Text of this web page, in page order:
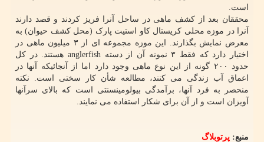
است.
محققان بعد از کشف ماهی در ساحل آنرا فریز کردند و قصد دارند
آنرا در موزه محلی کریستال کاو استیت پارک (محل کشف حیوان) به
معرض نمایش بگذارند. این موزه مجموعه ای از ۳ میلیون ماهی در
اختیار دارد که فقط ۳ نمونه آن از دسته anglerfish هستند. در کل
حدود ۲۰۰ گونه از این نوع ماهی وجود دارد اما از آنجائیکه آنها در
اعماق آب زندگی می کنند، مطالعه شأن کار سختی است. نکته
منحصر به فرد آنها، برآمدگی بیولومینسنتی است که بالای سرآنها
آویزان است و از آن برای شکار استفاده می نمایند.
منبع: پرتوبلاگ